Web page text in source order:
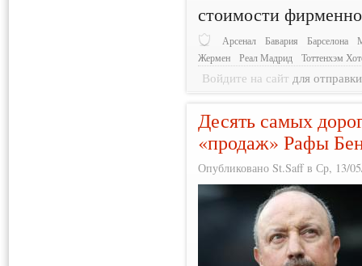
стоимости
Арсенал Бавария Барселона
Жермен
Реал Мадрид Тоттенхэм
Войдите на сайт для
Десять самых
«продаж» Рафы
Опубликовано St.Saff в Ср, 13/